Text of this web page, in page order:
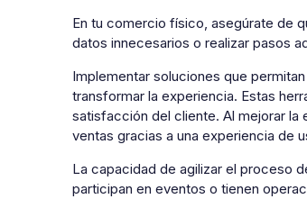
En tu comercio físico, asegúrate de
datos innecesarios o realizar pasos
Implementar soluciones que
transformar la experiencia. Estas
satisfacción del cliente. Al mejorar la
ventas gracias a una experiencia de
La capacidad de agilizar el proceso
participan en eventos o tienen